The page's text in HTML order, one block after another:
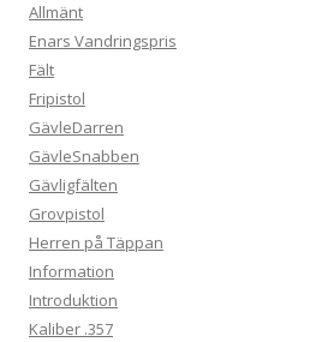
Allmänt
Enars Vandringspris
Fält
Fripistol
GävleDarren
GävleSnabben
Gävligfälten
Grovpistol
Herren på Täppan
Information
Introduktion
Kaliber .357